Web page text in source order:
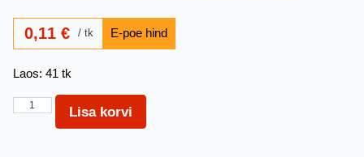
0,11€ tk
Laos: 41 tk
Lisa korvi